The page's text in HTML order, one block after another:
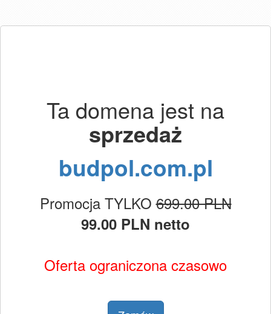
Ta domena jest na
sprzedaż
budpol.com.pl
Promocja TYLKO699.00 PLN
99.00 PLN netto
Oferta ograniczona czasowo